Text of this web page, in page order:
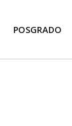
POSGRADO